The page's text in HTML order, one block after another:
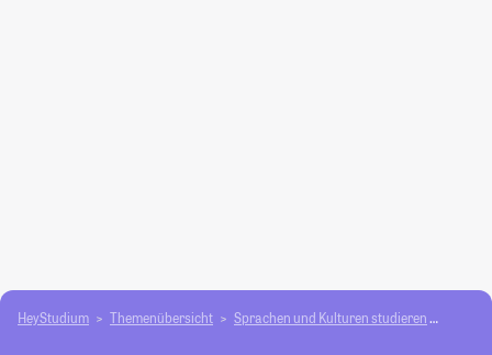
HeyStudium Themenübersicht Sprachen und Kulturen studieren